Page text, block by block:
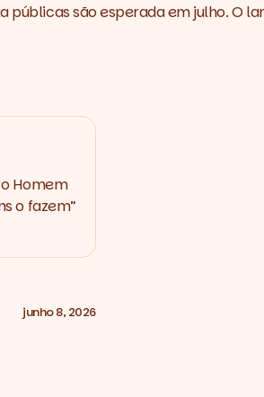
públicas são esperada em julho. O
Homem
o fazem”
junho 8, 2026